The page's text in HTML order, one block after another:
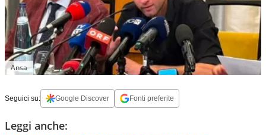
Ansa
Seguici su: Google Discover Fonti preferite
Leggi anche: